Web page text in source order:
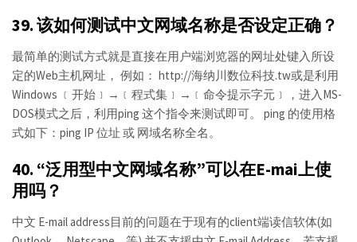
39. 该如何测试中文网域名称是否设定正确？
最简单的测试方式就是直接在用户端浏览器的网址处键入所设
定的Web主机网址， 例如： http://海纳川数位科技.tw或是利用
Windows ﹝开始﹞→﹝程式集﹞→﹝命令提示字元﹞，进入MS-
DOS模式之后，利用ping 这个指令来测试即可。 ping 的使用格
式如下：ping IP 位址 或 网域名称全名。
40. “泛用型中文网域名称”可以在E-mai上使
用吗？
中文 E-mail address目前的问题在于现有的client端读信软体(如